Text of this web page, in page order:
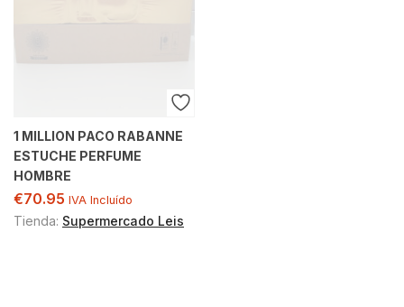
1 MILLION PACO RABANNE
ESTUCHE PERFUME
HOMBRE
€70.95 IVA Incluído
Tienda: Supermercado Leis